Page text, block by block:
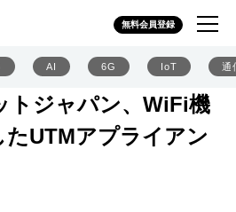
無料会員登録
AI 6G IoT 通
トジャパン、WiFi機
たUTMアプライアン